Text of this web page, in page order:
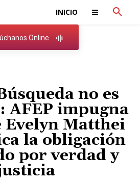
INICIO
Online
no es
AFEP impugna
Evelyn Matthei
la obligación
por verdad y